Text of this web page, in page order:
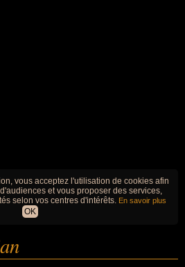
vous acceptez l'utilisation de cookies afin
et vous proposer des services,
selon vos centres d'intérêts. En savoir plus
OK